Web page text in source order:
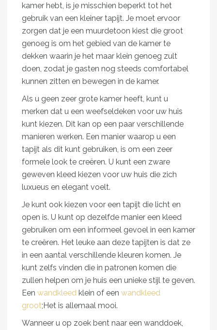
kamer hebt, is je misschien beperkt tot het
gebruik van een kleiner tapijt. Je moet ervoor
zorgen dat je een muurdetoon kiest die groot
genoeg is om het gebied van de kamer te
dekken waarin je het maar klein genoeg zult
doen, zodat je gasten nog steeds comfortabel
kunnen zitten en bewegen in de kamer.
Als u geen zeer grote kamer heeft, kunt u
merken dat u een weefseldeken voor uw huis
kunt kiezen. Dit kan op een paar verschillende
manieren werken. Een manier waarop u een
tapijt als dit kunt gebruiken, is om een zeer
formele look te creëren. U kunt een zware
geweven kleed kiezen voor uw huis die zich
luxueus en elegant voelt.
Je kunt ook kiezen voor een tapijt die licht en
open is. U kunt op dezelfde manier een kleed
gebruiken om een informeel gevoel in een kamer
te creëren. Het leuke aan deze tapijten is dat ze
in een aantal verschillende kleuren komen. Je
kunt zelfs vinden die in patronen komen die
zullen helpen om je huis een unieke stijl te geven.
Een wandkleed klein of een wandkleed
groot;Het is allemaal mooi.
Wanneer u op zoek bent naar een wanddoek,